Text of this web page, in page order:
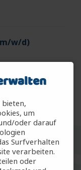
w/d)
w/d)
um
oder darauf
Surfverhalten
verarbeiten.
oder